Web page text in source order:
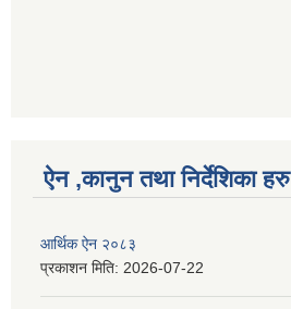
ऐन ,कानुन तथा निर्देशिका हरु
आर्थिक ऐन २०८३
प्रकाशन मिति: 2026-07-22